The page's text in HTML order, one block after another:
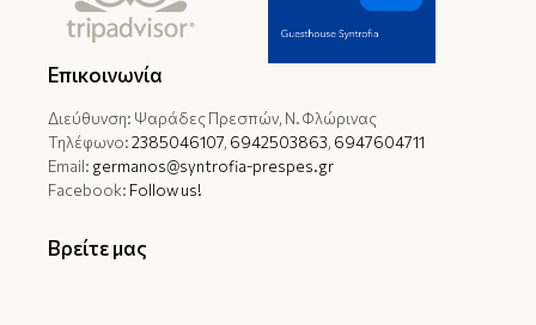
Επικοινωνία
Διεύθυνση: Ψαράδες Πρεσπών, Ν. Φλώρινας
Τηλέφωνο:2385046107, 6942503863, 6947604711
Email: germanos@syntrofia-prespes.gr
Facebook: Follow us!
Βρείτε μας